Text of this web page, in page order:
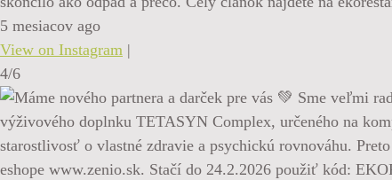
5 mesiacov ago
View on Instagram |
4/6